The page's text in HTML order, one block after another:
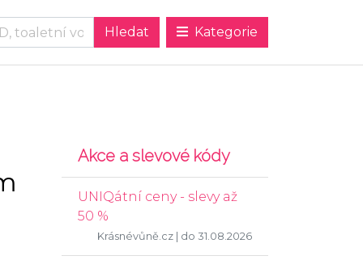
Kategorie
Akce a slevové kódy
UNIQátní ceny - slevy až
50 %
Krásnévůně.cz | do 31.08.2026